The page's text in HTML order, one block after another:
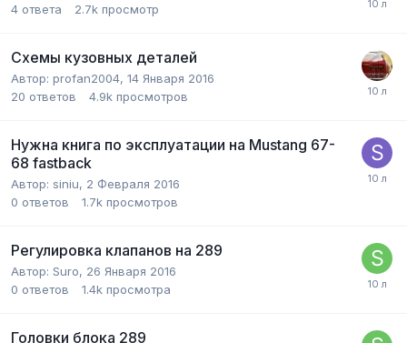
4 ответа 2.7k просмотр
Схемы кузовных деталей
Автор: profan2004, 14 Января 2016
20 ответов 4.9k просмотров
Нужна книга по эксплуатации на Mustang 67-
68 fastback
Автор: siniu, 2 Февраля 2016
0 ответов 1.7k просмотров
Регулировка клапанов на 289
Автор: Suro, 26 Января 2016
0 ответов 1.4k просмотра
Головки блока 289